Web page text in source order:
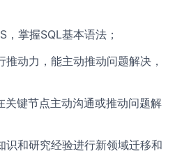
掌握SQL基本语法；
动力，能主动推动问题解决，
关键节点主动沟通或推动问题解
识和研究经验进行新领域迁移和